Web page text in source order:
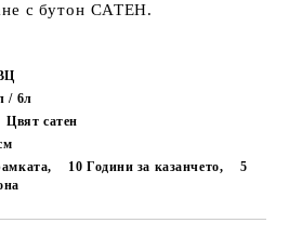
с бутон САТЕН.
/ 6л
Цвят сатен
10 Години за казанчето,
5